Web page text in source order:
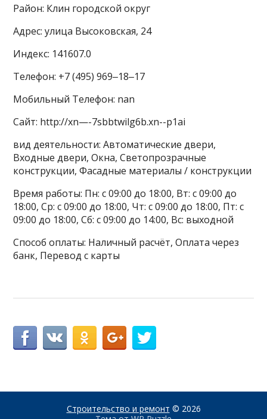
Район: Клин городской округ
Адрес: улица Высоковская, 24
Индекс: 141607.0
Телефон: +7 (495) 969‒18‒17
Мобильный Телефон: nan
Сайт: http://xn—-7sbbtwilg6b.xn--p1ai
вид деятельности: Автоматические двери,
Входные двери, Окна, Светопрозрачные
конструкции, Фасадные материалы / конструкции
Время работы: Пн: с 09:00 до 18:00, Вт: с 09:00 до
18:00, Ср: с 09:00 до 18:00, Чт: с 09:00 до 18:00, Пт: с
09:00 до 18:00, Сб: с 09:00 до 14:00, Вс: выходной
Способ оплаты: Наличный расчёт, Оплата через
банк, Перевод с карты
Строительство и ремонт © 2026